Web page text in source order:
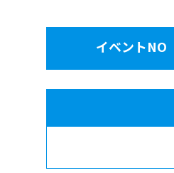
イベントNO